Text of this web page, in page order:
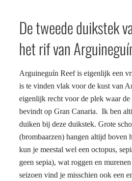
De tweede duikstek
het rif van
Arguineguín Reef is eigenlijk een
is te vinden vlak voor de kust van
eigenlijk recht voor de plek waar
bevindt op Gran Canaria. Ik ben
duiken bij deze duikstek. Grote
(brombaarzen) hangen altijd boven
kun je meestal wel een octopus,
geen sepia), wat roggen en
seizoen vind je misschien ook een